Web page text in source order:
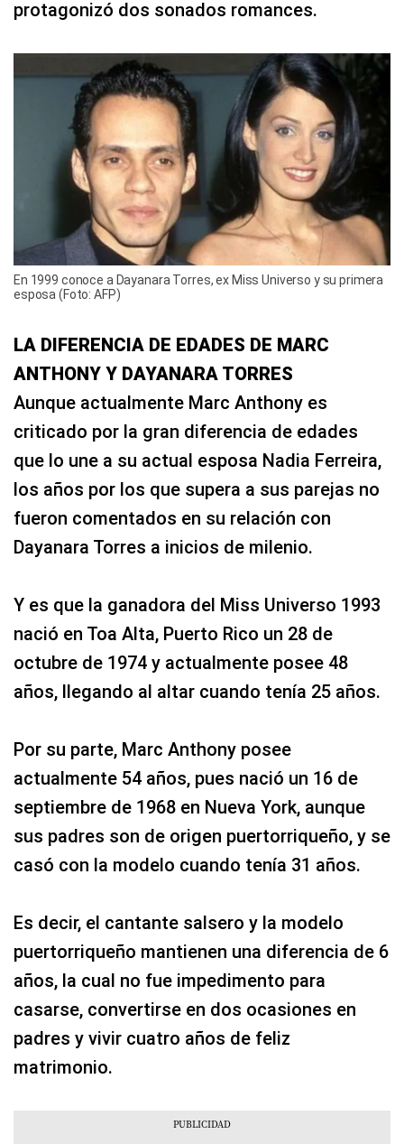
protagonizó dos sonados romances.
En 1999 conoce a Dayanara Torres, ex Miss Universo y su primera
esposa (Foto: AFP)
LA DIFERENCIA DE EDADES DE MARC
ANTHONY Y DAYANARA TORRES
Aunque actualmente Marc Anthony es
criticado por la gran diferencia de edades
que lo une a su actual esposa Nadia Ferreira,
los años por los que supera a sus parejas no
fueron comentados en su relación con
Dayanara Torres a inicios de milenio.
Y es que la ganadora del Miss Universo 1993
nació en Toa Alta, Puerto Rico un 28 de
octubre de 1974 y actualmente posee 48
años, llegando al altar cuando tenía 25 años.
Por su parte, Marc Anthony posee
actualmente 54 años, pues nació un 16 de
septiembre de 1968 en Nueva York, aunque
sus padres son de origen puertorriqueño, y se
casó con la modelo cuando tenía 31 años.
Es decir, el cantante salsero y la modelo
puertorriqueño mantienen una diferencia de 6
años, la cual no fue impedimento para
casarse, convertirse en dos ocasiones en
padres y vivir cuatro años de feliz
matrimonio.